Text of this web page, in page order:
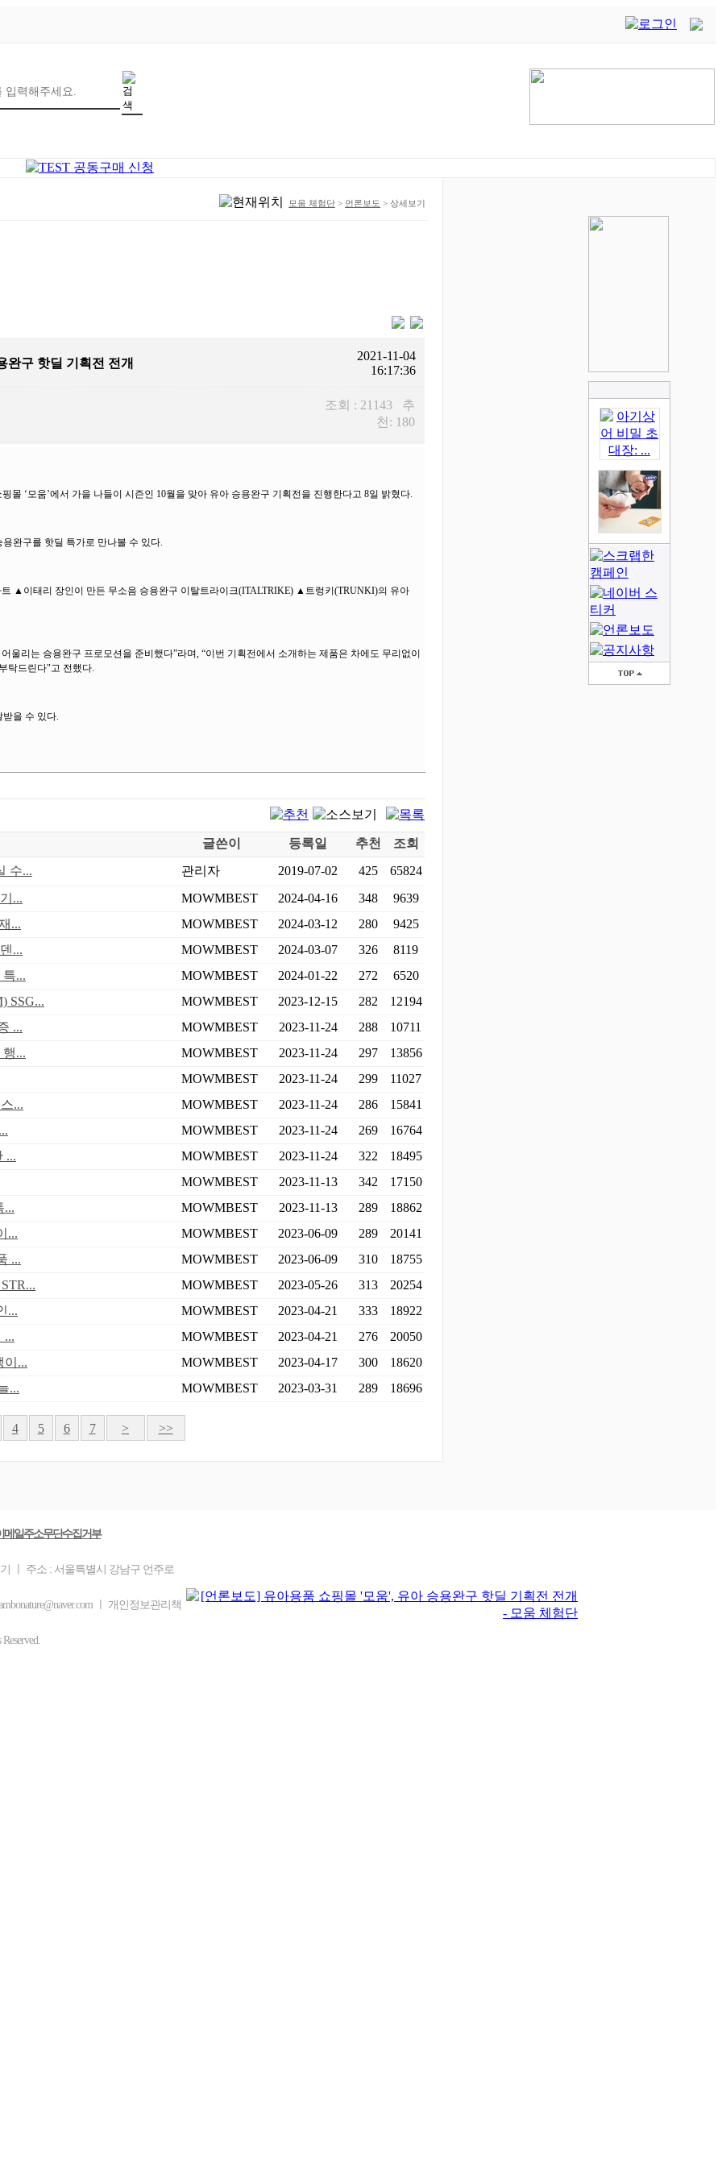
모움 체험단 > 언론보도 > 상세보기
완구 핫딜 기획전 전개
2021-11-04
16:17:36
조회 : 21143 추
천: 180
‘모움’에서 가을 나들이 시즌인 10월을 맞아 유아 승용완구 기획전을 진행한다고 8일 밝혔다.
완구를 핫딜 특가로 만나볼 수 있다.
▲이태리 장인이 만든 무소음 승용완구 이탈트라이크(ITALTRIKE) ▲트렁키(TRUNKI)의 유아
리는 승용완구 프로모션을 준비했다”라며, “이번 기획전에서 소개하는 제품은 차에도 무리없이
탁드린다"고 전했다.
을 수 있다.
글쓴이 등록일 추천
조회
수...
관리자 2019-07-02 425
65824
...
MOWMBEST 2024-04-16 348
9639
...
MOWMBEST 2024-03-12 280
9425
...
MOWMBEST 2024-03-07 326
8119
...
MOWMBEST 2024-01-22 272
6520
SSG...
MOWMBEST 2023-12-15 282
12194
...
MOWMBEST 2023-11-24 288
10711
...
MOWMBEST 2023-11-24 297
13856
MOWMBEST
2023-11-24 299
11027
...
MOWMBEST 2023-11-24 286
15841
MOWMBEST 2023-11-24 269
16764
...
MOWMBEST 2023-11-24 322
18495
MOWMBEST
2023-11-13 342
17150
...
MOWMBEST 2023-11-13 289
18862
...
MOWMBEST 2023-06-09 289
20141
...
MOWMBEST 2023-06-09 310
18755
MOWMBEST 2023-05-26 313
20254
...
MOWMBEST 2023-04-21 333
18922
...
MOWMBEST 2023-04-21 276
20050
이...
MOWMBEST 2023-04-17 300
18620
...
MOWMBEST 2023-03-31 289 18696
4 5 6 7 > >>
메일주소무단수집거부
ㅣ 주소 : 서울특별시 강남구 언주로
ㅣ 개인정보관리책